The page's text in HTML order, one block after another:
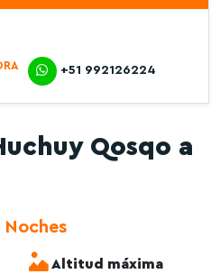
+51 992126224
Qosqo a
Altitud máxima